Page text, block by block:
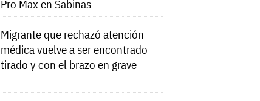
Pro Max en Sabinas
Migrante que rechazó atención
médica vuelve a ser encontrado
tirado y con el brazo en grave